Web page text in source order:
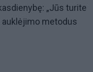
„Jūs turite
auklėjimo metodus